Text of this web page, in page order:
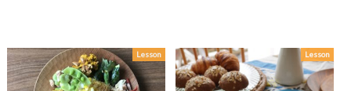
Lesson Lesson